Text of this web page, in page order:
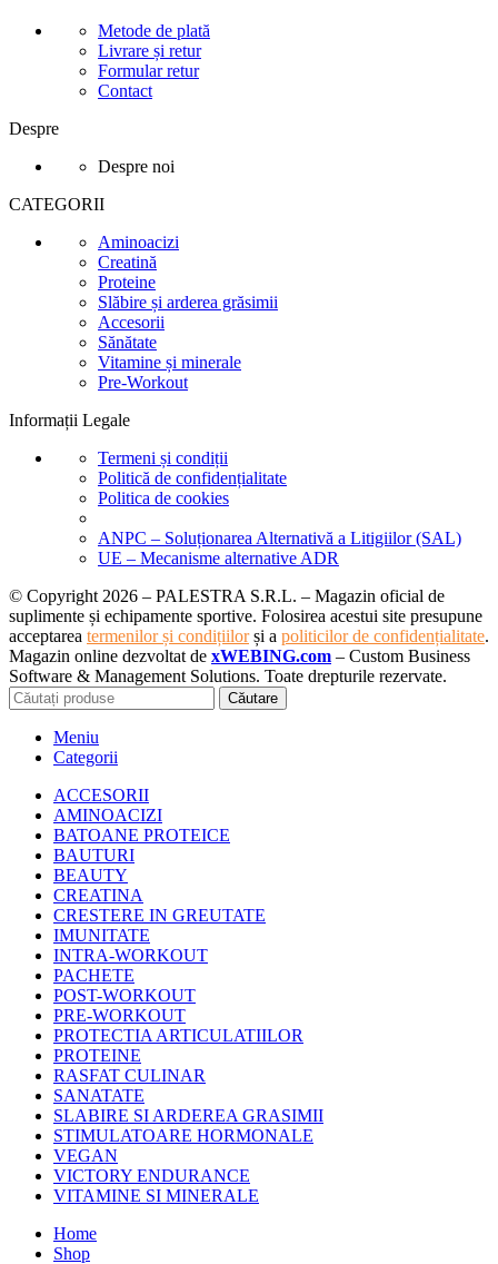
Metode de plată
Livrare și retur
Formular retur
Contact
Despre
Despre noi
CATEGORII
Aminoacizi
Creatină
Proteine
Slăbire și arderea grăsimii
Accesorii
Sănătate
Vitamine și minerale
Pre-Workout
Informații Legale
Termeni și condiții
Politică de confidențialitate
Politica de cookies
ANPC – Soluționarea Alternativă a Litigiilor (SAL)
UE – Mecanisme alternative ADR
© Copyright 2026 – PALESTRA S.R.L. – Magazin oficial de
suplimente și echipamente sportive. Folosirea acestui site presupune
acceptarea termenilor și condițiilorși a politicilor de confidențialitate.
Magazin online dezvoltat de xWEBING.com – Custom Business
Software & Management Solutions. Toate drepturile rezervate.
Căutare
Meniu
Categorii
ACCESORII
AMINOACIZI
BATOANE PROTEICE
BAUTURI
BEAUTY
CREATINA
CRESTERE IN GREUTATE
IMUNITATE
INTRA-WORKOUT
PACHETE
POST-WORKOUT
PRE-WORKOUT
PROTECTIA ARTICULATIILOR
PROTEINE
RASFAT CULINAR
SANATATE
SLABIRE SI ARDEREA GRASIMII
STIMULATOARE HORMONALE
VEGAN
VICTORY ENDURANCE
VITAMINE SI MINERALE
Home
Shop